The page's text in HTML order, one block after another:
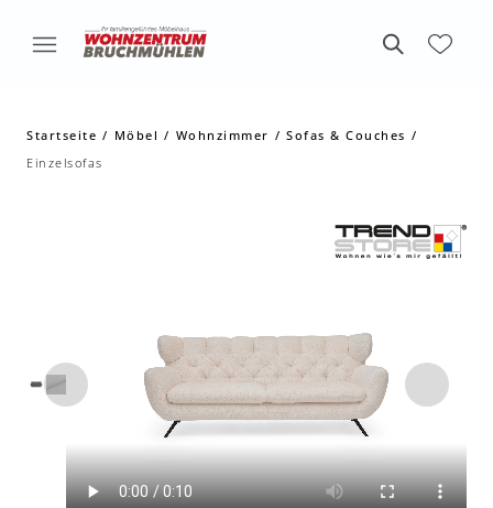
Startseite Möbel Wohnzimmer
Sofas & Couches
Einzelsofas